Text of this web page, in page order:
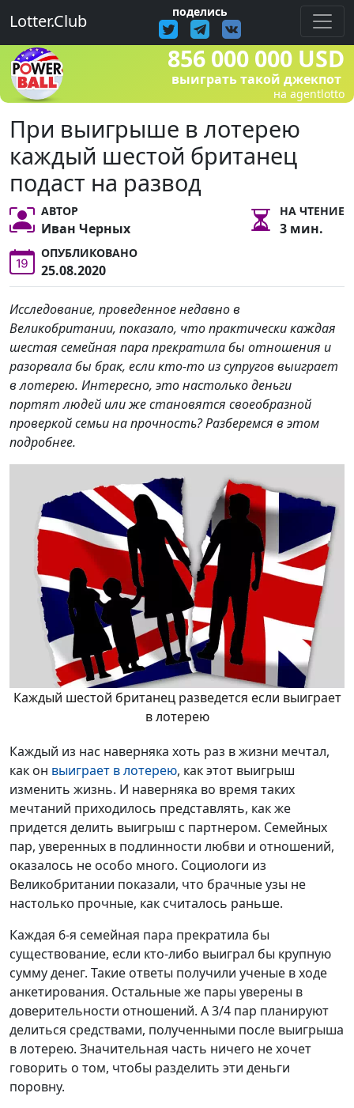
Lotter.Club поделись
856 000 000 USD
выиграть такой джекпот
на agentlotto
При выигрыше в лотерею
каждый шестой британец
подаст на развод
АВТОР
Иван Черных
НА ЧТЕНИЕ
3 мин.
ОПУБЛИКОВАНО
25.08.2020
Исследование, проведенное недавно в
Великобритании, показало, что практически каждая
шестая семейная пара прекратила бы отношения и
разорвала бы брак, если кто-то из супругов выиграет
в лотерею. Интересно, это настолько деньги
портят людей или же становятся своеобразной
проверкой семьи на прочность? Разберемся в этом
подробнее.
Каждый шестой британец разведется если выиграет
в лотерею
Каждый из нас наверняка хоть раз в жизни мечтал,
как он выиграет в лотерею, как этот выигрыш
изменить жизнь. И наверняка во время таких
мечтаний приходилось представлять, как же
придется делить выигрыш с партнером. Семейных
пар, уверенных в подлинности любви и отношений,
оказалось не особо много. Социологи из
Великобритании показали, что брачные узы не
настолько прочные, как считалось раньше.
Каждая 6-я семейная пара прекратила бы
существование, если кто-либо выиграл бы крупную
сумму денег. Такие ответы получили ученые в ходе
анкетирования. Остальные же пары уверены в
доверительности отношений. А 3/4 пар планируют
делиться средствами, полученными после выигрыша
в лотерею. Значительная часть ничего не хочет
говорить о том, чтобы разделить эти деньги
поровну.